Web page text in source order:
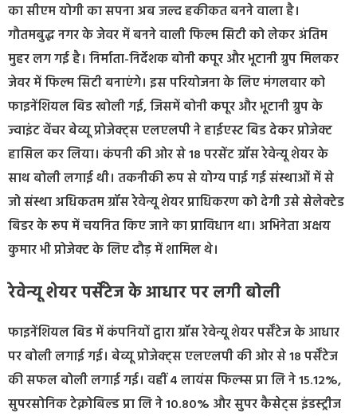
का सीएम योगी का सपना अब जल्द हकीकत बनने वाला है।
गौतमबुद्ध नगर के जेवर में बनने वाली फिल्म सिटी को लेकर अंतिम
मुहर लग गई है। निर्माता-निर्देशक बोनी कपूर और भूटानी ग्रुप मिलकर
जेवर में फिल्म सिटी बनाएंगे। इस परियोजना के लिए मंगलवार को
फाइनेंशियल बिड खोली गई, जिसमें बोनी कपूर और भूटानी ग्रुप के
ज्वाइंट वेंचर बेव्यू प्रोजेक्ट्स एलएलपी ने हाईएस्ट बिड देकर प्रोजेक्ट
हासिल कर लिया। कंपनी की ओर से 18 परसेंट ग्रॉस रेवेन्यू शेयर के
साथ बोली लगाई थी। तकनीकी रूप से योग्य पाई गई संस्थाओं में से
जो संस्था अधिकतम ग्रॉस रेवेन्यू शेयर प्राधिकरण को देगी उसे सेलेक्टेड
बिडर के रूप में चयनित किए जाने का प्राविधान था। अभिनेता अक्षय
कुमार भी प्रोजेक्ट के लिए दौड़ में शामिल थे।
रेवेन्यू शेयर पर्सेंटेज के आधार पर लगी बोली
फाइनेंशियल बिड में कंपनियों द्वारा ग्रॉस रेवेन्यू शेयर पर्सेंटेज के आधार
पर बोली लगाई गई। बेव्यू प्रोजेक्ट्स एलएलपी की ओर से 18 पर्सेंटेज
की सफल बोली लगाई गई। वहीं 4 लायंस फिल्म्स प्रा लि ने 15.12%,
सुपरसोनिक टेक्नोबिल्ड प्रा लि ने 10.80% और सुपर कैसेट्स इंडस्ट्रीज